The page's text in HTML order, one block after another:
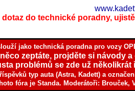
dotaz do technické poradny,
jako technická poradna pro vozy
něco zeptáte, projděte si návody
problémů se zde už několikrát
typ auta (Astra, Kadett) a
fóra je Standa. Moderátoři: Brouček,